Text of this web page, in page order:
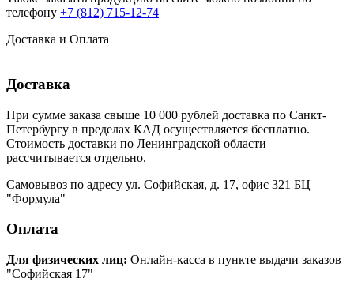
телефону +7 (812) 715-12-74
Доставка и Оплата
Доставка
При сумме заказа свыше 10 000 рублей доставка по Санкт-
Петербургу в пределах КАД осуществляется бесплатно.
Стоимость доставки по Ленинградской области
рассчитывается отдельно.
Самовывоз по адресу ул. Софийская, д. 17, офис 321 БЦ
"Формула"
Оплата
Для физических лиц: Онлайн-касса в пункте выдачи заказов
"Софийская 17"